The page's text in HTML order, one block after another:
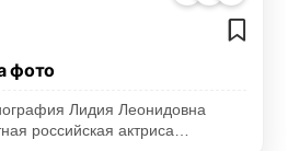
фото
Лидия Леонидовна
российская актриса…